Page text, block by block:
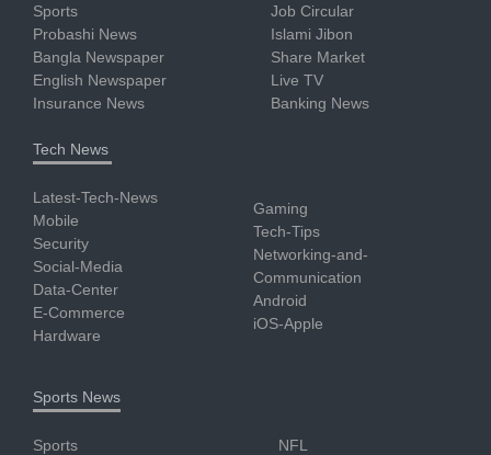
Sports
Probashi News
Bangla Newspaper
English Newspaper
Insurance News
Job Circular
Islami Jibon
Share Market
Live TV
Banking News
Tech News
Latest-Tech-News
Mobile
Security
Social-Media
Data-Center
E-Commerce
Hardware
Gaming
Tech-Tips
Networking-and-
Communication
Android
iOS-Apple
Sports News
Sports
NFL